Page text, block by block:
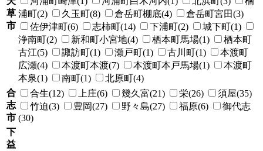
草
市
浦町(2)
久玉町(8) 倉岳町棚底(4)
倉岳町宮田(3)
佐伊津町(6)
志柿町(14) 下浦町(2)
城下町(1)
浄南町(2)
新和町小宮地(4) 栖本町馬場(1)
栖本町
古江(5)
諏訪町(1) 瀬戸町(1) 古川町(1)
本渡町
広瀬(4)
本渡町本渡(7) 本渡町本戸馬場(1)
本渡町
本泉(1)
南町(1)
北原町(4)
合
志
市
合生(12) 上庄(6) 幾久富(21) 栄(26)
須屋(35)
竹迫(3)
豊岡(27) 野々島(27) 福原(6)
御代志
(30)
下
益